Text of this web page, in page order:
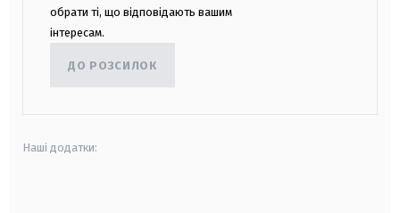
обрати ті, що відповідають вашим
інтересам.
ДО РОЗСИЛОК
Наші додатки: